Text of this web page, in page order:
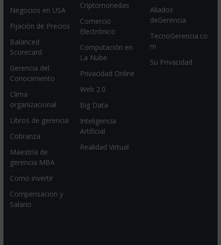
Negocios en USA
Fijación de Precios
Balanced
Scorecard
Gerencia del
Conocimiento
Clima
organizacional
Libros de gerencia
Cobranza
Maestría de
gerencia MBA
Como invertir
Compensacion y
Salario
Criptomonedas
Comercio
Electrónico
Computación en
La Nube
Privacidad Online
Web 2.0
Big Data
Inteligencia
Artificial
Realidad Virtual
Aliados
deGerencia
TecnoGerencia.co
m
Su Privacidad